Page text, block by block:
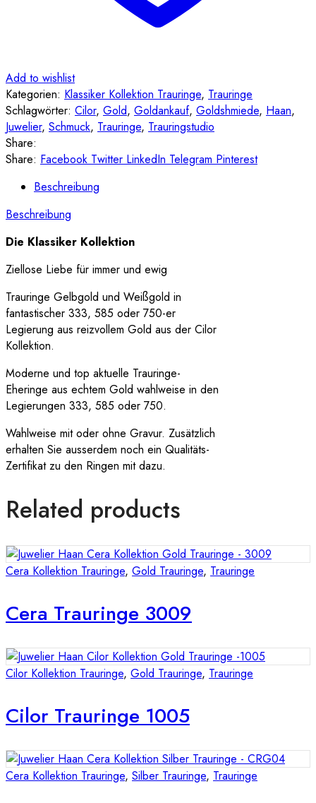
Add to wishlist
Kategorien: Klassiker Kollektion Trauringe, Trauringe
Schlagwörter: Cilor, Gold, Goldankauf, Goldshmiede, Haan,
Juwelier, Schmuck, Trauringe, Trauringstudio
Share:
Share: Facebook Twitter LinkedIn Telegram Pinterest
Beschreibung
Beschreibung
Die Klassiker Kollektion
Ziellose Liebe für immer und ewig
Trauringe Gelbgold und Weißgold in
fantastischer 333, 585 oder 750-er
Legierung aus reizvollem Gold aus der Cilor
Kollektion.
Moderne und top aktuelle Trauringe-
Eheringe aus echtem Gold wahlweise in den
Legierungen 333, 585 oder 750.
Wahlweise mit oder ohne Gravur. Zusätzlich
erhalten Sie ausserdem noch ein Qualitäts-
Zertifikat zu den Ringen mit dazu.
Related products
Cera Kollektion Trauringe, Gold Trauringe, Trauringe
Cera Trauringe 3009
Cilor Kollektion Trauringe, Gold Trauringe, Trauringe
Cilor Trauringe 1005
Cera Kollektion Trauringe, Silber Trauringe, Trauringe